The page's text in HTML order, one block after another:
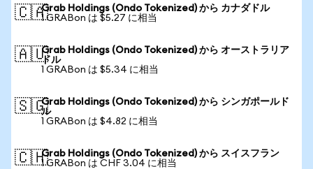
🇨🇦Grab Holdings (Ondo Tokenized) から カナダドル
1 GRABon は $5.27 に相当
🇦🇺Grab Holdings (Ondo Tokenized) から オーストラリア
ドル
1 GRABon は $5.34 に相当
🇸🇬Grab Holdings (Ondo Tokenized) から シンガポールド
ル
1 GRABon は $4.82 に相当
🇨🇭Grab Holdings (Ondo Tokenized) から スイスフラン
1 GRABon は CHF 3.04 に相当